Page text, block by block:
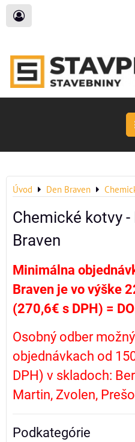
Úvod Den Braven
Chemické kotvy -
Braven
Minimálna
Braven je vo výške
(270,6€ s DPH) =
Osobný odber
objednávkach od
DPH) v skladoch:
Martin, Zvolen,
Podkategórie